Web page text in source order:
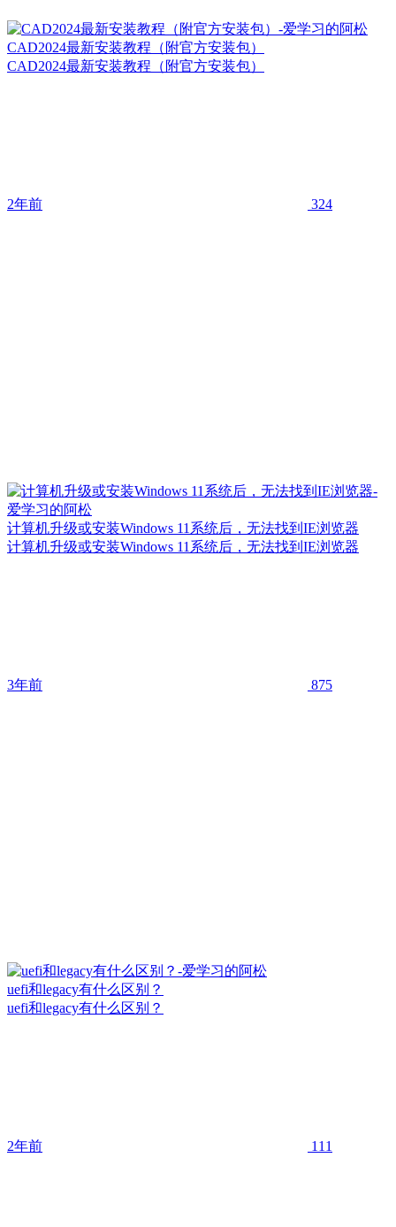
CAD2024最新安装教程（附官方安装包）
CAD2024最新安装教程（附官方安装包）
2年前 324
计算机升级或安装Windows 11系统后，无法找到IE浏览器
计算机升级或安装Windows 11系统后，无法找到IE浏览器
3年前 875
uefi和legacy有什么区别？
uefi和legacy有什么区别？
2年前 111